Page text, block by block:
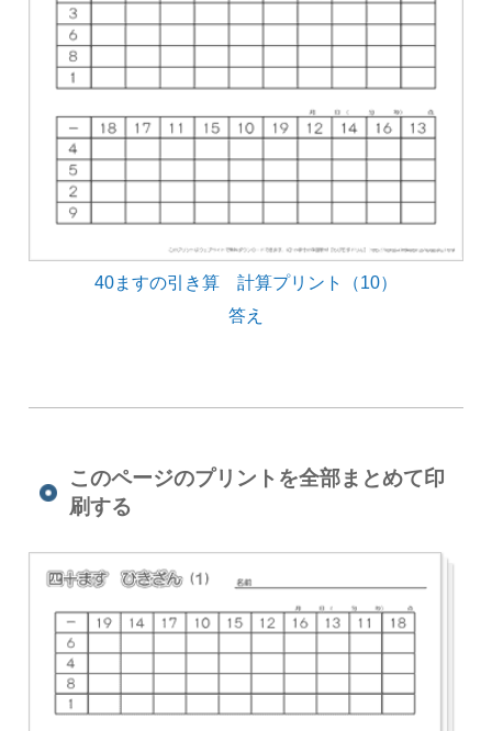
40ますの引き算 計算プリント（10）
答え
このページのプリントを全部まとめて印
刷する